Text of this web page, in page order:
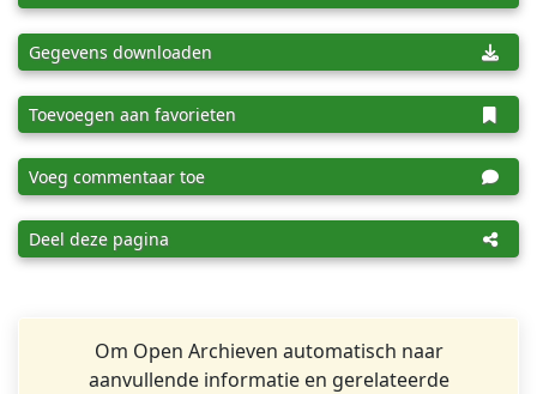
Gegevens downloaden
Toevoegen aan favorieten
Voeg commentaar toe
Deel deze pagina
Om Open Archieven automatisch naar
aanvullende informatie en gerelateerde